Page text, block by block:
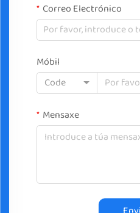
Correo Electrónico
Móbil
Code
Mensaxe